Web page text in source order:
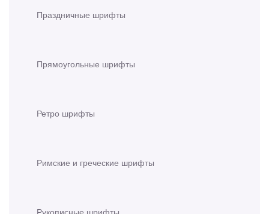
Праздничные шрифты
Прямоугольные шрифты
Ретро шрифты
Римские и греческие шрифты
Рукописные шрифты